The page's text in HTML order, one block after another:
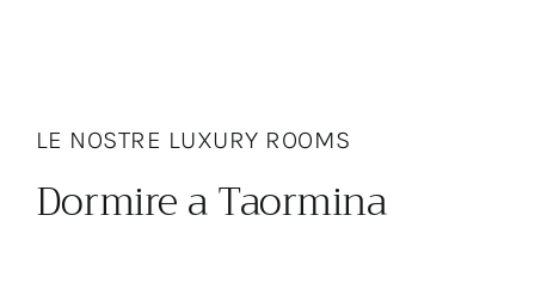
LE NOSTRE LUXURY ROOMS
Dormire a Taormina